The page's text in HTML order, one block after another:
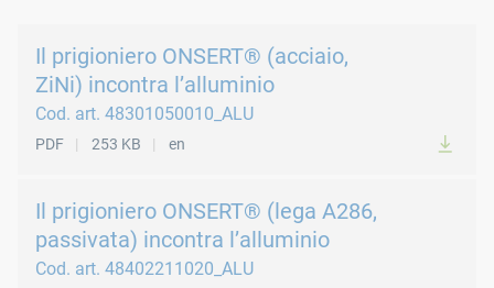
Il prigioniero ONSERT® (acciaio,
ZiNi) incontra l’alluminio
Cod. art. 48301050010_ALU
PDF 253 KB en
Il prigioniero ONSERT® (lega A286,
passivata) incontra l’alluminio
Cod. art. 48402211020_ALU